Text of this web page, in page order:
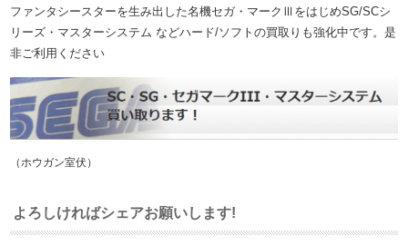
ファンタシースターを生み出した名機セガ・マークⅢをはじめSG/SCシ
リーズ・マスターシステム などハード/ソフトの買取りも強化中です。是
非ご利用ください
（ホウガン室伏）
よろしければシェアお願いします!